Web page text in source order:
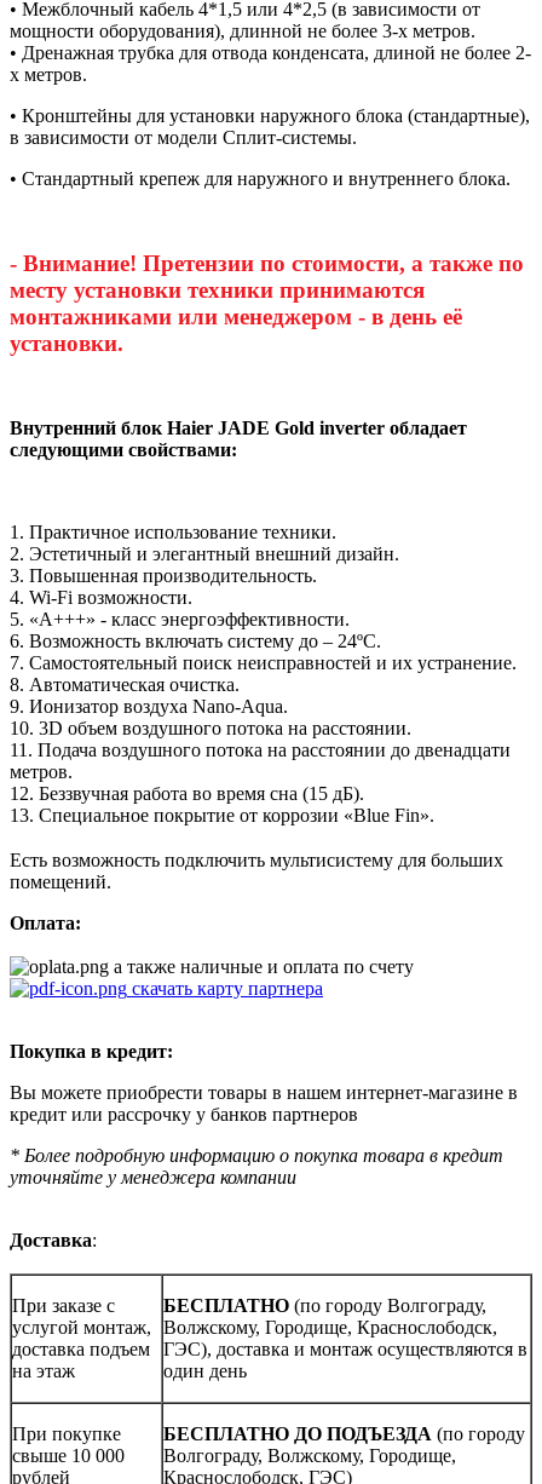
• Межблочный кабель 4*1,5 или 4*2,5 (в зависимости от
мощности оборудования), длинной не более 3-х метров.
• Дренажная трубка для отвода конденсата, длиной не более 2-
х метров.
• Кронштейны для установки наружного блока (стандартные),
в зависимости от модели Сплит-системы.
• Стандартный крепеж для наружного и внутреннего блока.
- Внимание! Претензии по стоимости, а также по
месту установки техники принимаются
монтажниками или менеджером - в день её
установки.
Внутренний блок Haier JADE Gold inverter обладает
следующими свойствами:
1. Практичное использование техники.
2. Эстетичный и элегантный внешний дизайн.
3. Повышенная производительность.
4. Wi-Fi возможности.
5. «А+++» - класс энергоэффективности.
6. Возможность включать систему до – 24ºС.
7. Самостоятельный поиск неисправностей и их устранение.
8. Автоматическая очистка.
9. Ионизатор воздуха Nano-Aqua.
10. 3D объем воздушного потока на расстоянии.
11. Подача воздушного потока на расстоянии до двенадцати
метров.
12. Беззвучная работа во время сна (15 дБ).
13. Специальное покрытие от коррозии «Blue Fin».
Есть возможность подключить мультисистему для больших
помещений.
Оплата:
а также наличные и оплата по счету
скачать карту партнера
Покупка в кредит:
Вы можете приобрести товары в нашем интернет-магазине в
кредит или рассрочку у банков партнеров
* Более подробную информацию о покупка товара в кредит
уточняйте у менеджера компании
Доставка:
При заказе с
услугой монтаж,
доставка подъем
на этаж
БЕСПЛАТНО (по городу Волгограду,
Волжскому, Городище, Краснослободск,
ГЭС), доставка и монтаж осуществляются в
один день
При покупке
свыше 10 000
рублей
БЕСПЛАТНО ДО ПОДЪЕЗДА (по городу
Волгограду, Волжскому, Городище,
Краснослободск, ГЭС)